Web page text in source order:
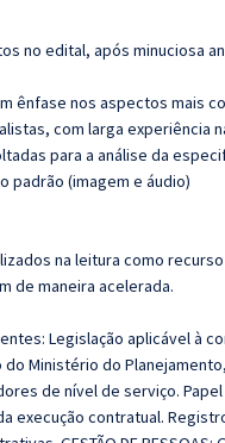
no edital, após minuciosa
ênfase nos aspectos mais
com larga experiência
para a análise da
padrão (imagem e áudio)
na leitura como
de maneira acelerada.
Legislação aplicável à
Ministério do
de nível de serviço.
execução contratual.